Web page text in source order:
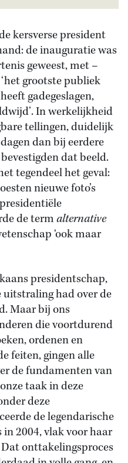
kersverse president
de inauguratie was
geweest, met –
grootste publiek
gadegeslagen,
In werkelijkheid
tellingen, duidelijk
dan bij eerdere
dat beeld.
tegendeel het geval:
nieuwe foto’s
de termalternative
‘ook maar
presidentschap,
uitstraling had over de
Maar bij ons
die voortdurend
ordenen en
feiten, gingen alle
de fundamenten van
taak in deze
deze
de legendarische
in 2004, vlak voor haar
onttakelingsproces